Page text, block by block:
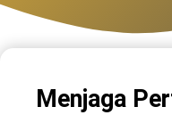
Menjaga